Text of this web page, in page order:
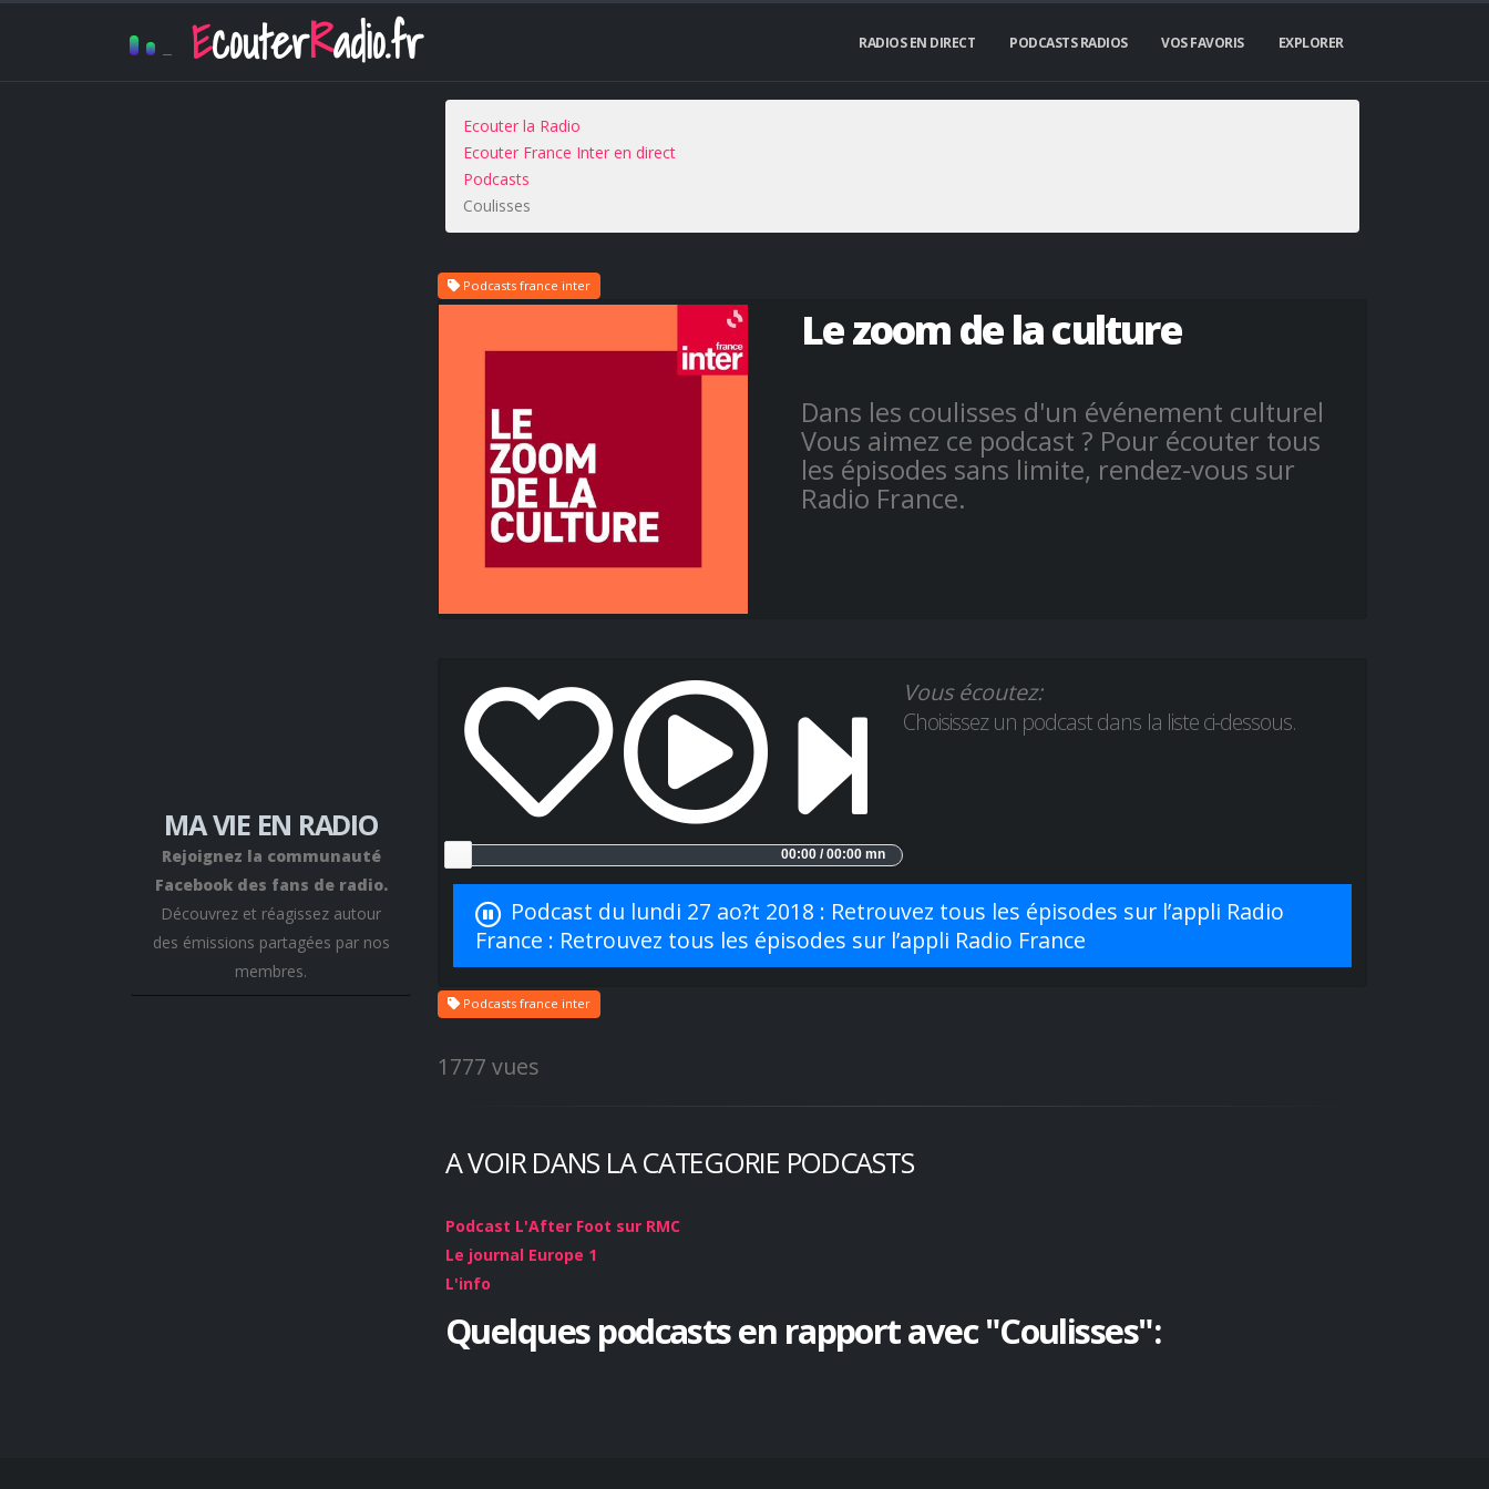
EcouterRadio.fr RADIOS EN DIRECT PODCASTS RADIOS VOS FAVORIS EXPLORER
MA VIE EN RADIO
Rejoignez la communauté
Facebook des fans de radio.
Découvrez et réagissez autour
des émissions partagées par nos
membres.
Ecouter la Radio
Ecouter France Inter en direct
Podcasts
Coulisses
Podcasts france inter
Le zoom de la culture
Dans les coulisses d'un événement culturel
Vous aimez ce podcast ? Pour écouter tous
les épisodes sans limite, rendez-vous sur
Radio France.
00:00 / 00:00 mn
Vous écoutez:
Choisissez un podcast dans la liste ci-dessous.
Podcast du lundi 27 ao?t 2018 : Retrouvez tous les épisodes sur l’appli Radio
France : Retrouvez tous les épisodes sur l’appli Radio France
Podcasts france inter
1777 vues
A VOIR DANS LA CATEGORIE PODCASTS
Podcast L'After Foot sur RMC
Le journal Europe 1
L'info
Quelques podcasts en rapport avec "Coulisses":